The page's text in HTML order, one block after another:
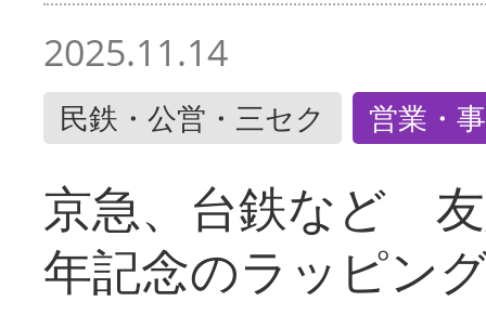
2025.11.14
民鉄・公営・三セク 営業・
京急、台鉄など
年記念のラッピン